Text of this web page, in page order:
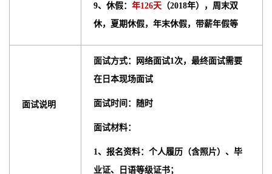
9、休假： 年126天 （2018年），周末双
休，夏期休假，年末休假，带薪年假等
面试说明
面试方式：网络面试1次，最终面试需要
在日本现场面试
面试时间：随时
面试材料：
1、报名资料：个人履历（含照片）、毕
业证、日语等级证书；